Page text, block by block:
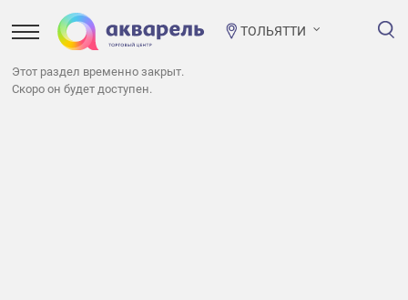
ТОЛЬЯТТИ
Этот раздел временно закрыт.
Скоро он будет доступен.